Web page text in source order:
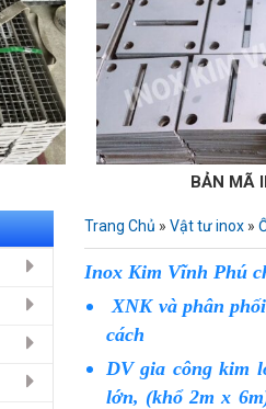
BẢN MÃ INOX
Trang Chủ » Vật tư inox »
Inox Kim Vĩnh Phú
XNK và phân
cách
DV gia công kim
lớn, (khổ 2m x